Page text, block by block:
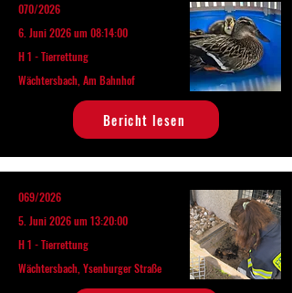
070/2026
6. Juni 2026 um 08:14:00
H 1 - Tierrettung
Wächtersbach, Am Bahnhof
Bericht lesen
069/2026
5. Juni 2026 um 13:20:00
H 1 - Tierrettung
Wächtersbach, Ysenburger Straße